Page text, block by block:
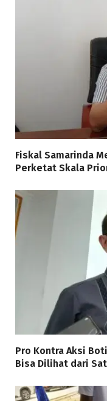
Fiskal Samarinda
Perketat Skala
Pro Kontra Aksi
Bisa Dilihat dari